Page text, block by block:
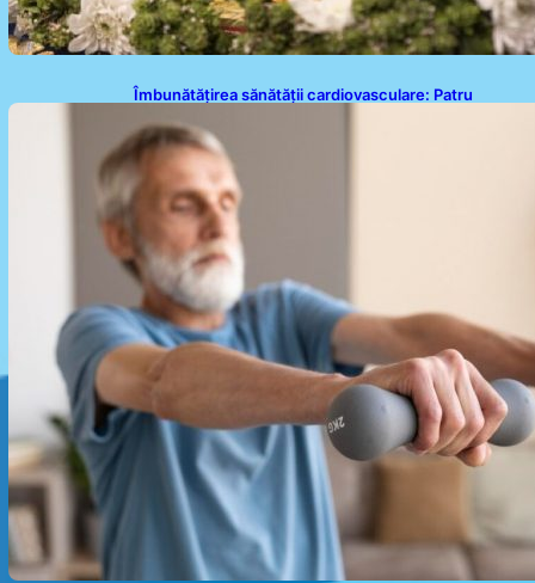
Îmbunătățirea sănătății cardiovasculare: Patru
la domiciliu